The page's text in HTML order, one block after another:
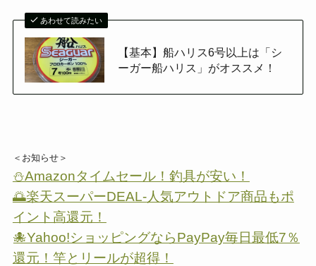
あわせて読みたい
【基本】船ハリス6号以上は「シ
ーガー船ハリス」がオススメ！
＜お知らせ＞
⛄Amazonタイムセール！釣具が安い！
🌅楽天スーパーDEAL-人気アウトドア商品もポ
イント高還元！
🐙Yahoo!ショッピングならPayPay毎日最低7％
還元！竿とリールが超得！